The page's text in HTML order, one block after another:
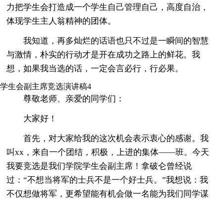
力把学生会打造成一个学生自己管理自己，高度自治，
体现学生主人翁精神的团体。
我知道，再多灿烂的话语也只不过是一瞬间的智慧
与激情，朴实的行动才是开在成功之路上的鲜花。我
想，如果我当选的话，一定会言必行，行必果。
学生会副主席竞选演讲稿4
尊敬老师、亲爱的同学们：
大家好！
首先，对大家给我的这次机会表示衷心的感谢。我
叫xx，来自一个团结，积极，上进的集体——班。今天
我要竞选是我们学院学生会副主席！拿破仑曾经说
过：“不想当将军的士兵不是一个好士兵。”我想说：我
不仅想做将军，更希望能有机会做一名能为我们同学谋